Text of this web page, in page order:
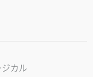
カル